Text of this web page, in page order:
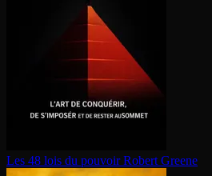
Les 48 lois du pouvoir Robert Greene